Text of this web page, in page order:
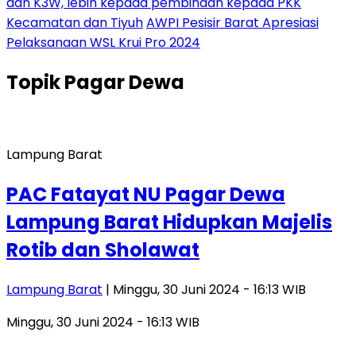
Kecamatan dan TiyuhAWPI Pesisir Barat Apresiasi
Pelaksanaan WSL Krui Pro 2024
TopikPagar Dewa
Lampung Barat
PAC Fatayat NU Pagar Dewa
Lampung Barat Hidupkan Majelis
Rotib dan Sholawat
Lampung Barat | Minggu, 30 Juni 2024 - 16:13 WIB
Minggu, 30 Juni 2024 - 16:13 WIB